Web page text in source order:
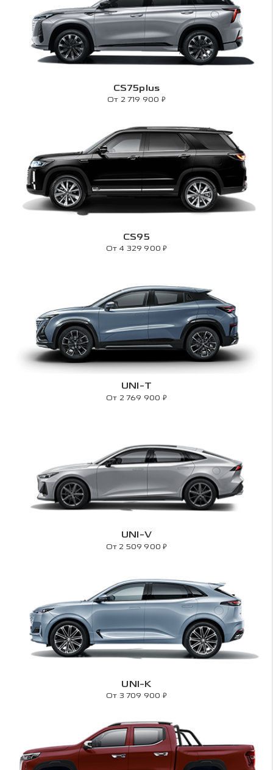
CS75plus
От 2 719 900 ₽
CS95
От 4 329 900₽
UNI-T
От 2 769 900 ₽
UNI-V
От 2 509 900₽
UNI-K
От 3 709 900 ₽